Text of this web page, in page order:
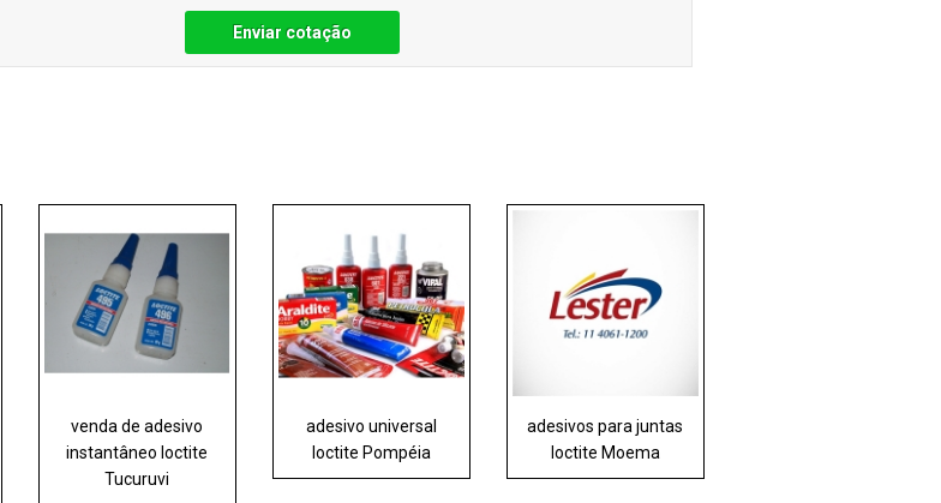
Enviar cotação
venda de adesivo
instantâneo loctite
Tucuruvi
adesivo universal
loctite Pompéia
adesivos para juntas
loctite Moema